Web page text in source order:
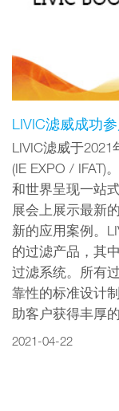
LIVIC滤威成功
LIVIC滤威于
(IE EXPO / IFAT)
和世界呈现一站
展会上展示最新
新的应用案例。
的过滤产品，其
过滤系统。所有
靠性的标准设计
助客户获得丰厚
2021-04-22